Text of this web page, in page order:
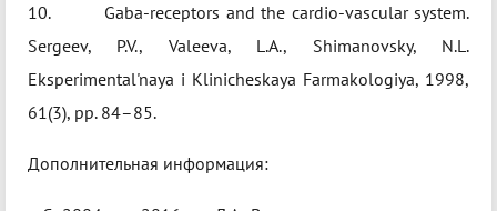
10. Gaba-receptors and the cardio-vascular system.
Sergeev, P.V., Valeeva, L.A., Shimanovsky, N.L.
Eksperimental'naya i Klinicheskaya Farmakologiya, 1998,
61(3), pp. 84–85.
Дополнительная информация: